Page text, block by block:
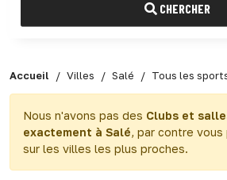
CHERCHER
Accueil Villes Salé Tous les
Nous n'avons pas des Clubs et
exactement à Salé, par contre
sur les villes les plus proches.